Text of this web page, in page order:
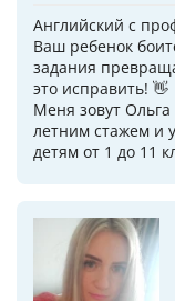
Английский с
Ваш ребенок
задания
это исправить! 👋
Меня зовут Ольга
летним стажем и
детям от 1 до 11